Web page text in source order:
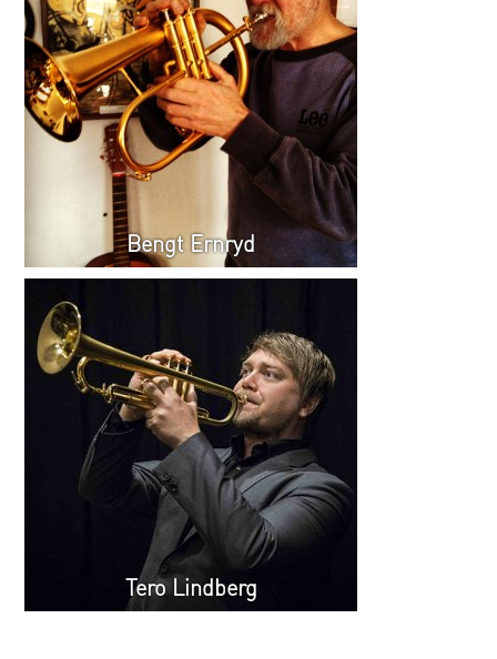
Bengt Ernryd
Tero Lindberg